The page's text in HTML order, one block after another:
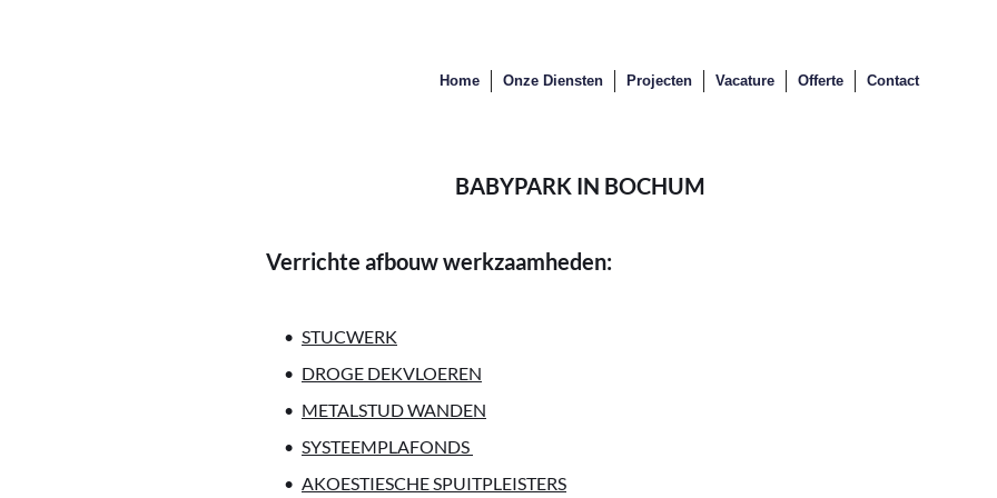
Home Onze Diensten Projecten Vacature Offerte Contact
BABYPARK IN BOCHUM
Verrichte afbouw werkzaamheden:
STUCWERK
DROGE DEKVLOEREN
METALSTUD WANDEN
SYSTEEMPLAFONDS
AKOESTIESCHE SPUITPLEISTERS